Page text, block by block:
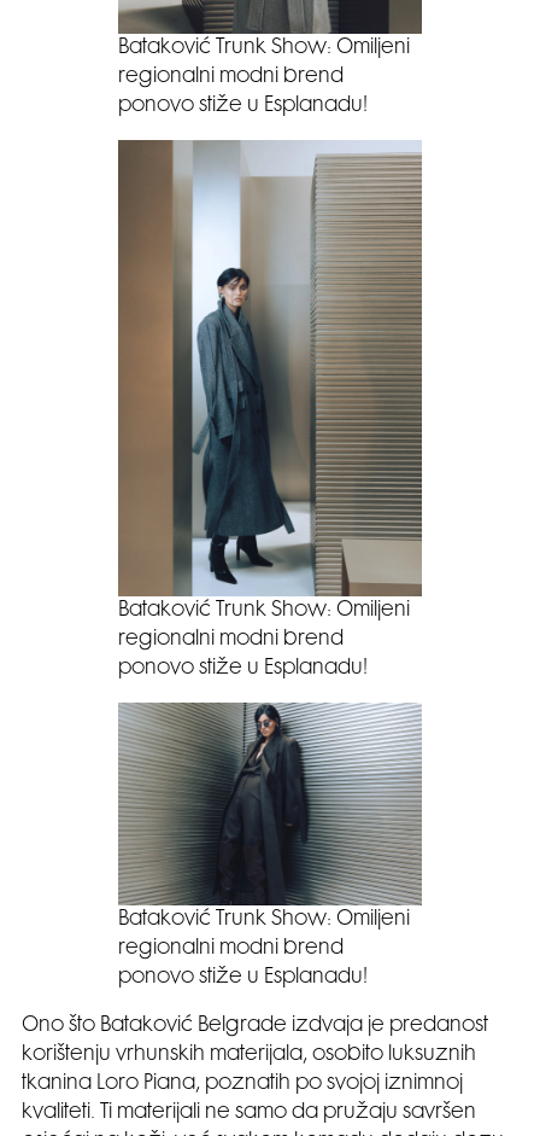
Bataković Trunk Show: Omiljeni
regionalni modni brend
ponovo stiže u Esplanadu!
Bataković Trunk Show: Omiljeni
regionalni modni brend
ponovo stiže u Esplanadu!
Bataković Trunk Show: Omiljeni
regionalni modni brend
ponovo stiže u Esplanadu!
Ono što Bataković Belgrade izdvaja je predanost
korištenju vrhunskih materijala, osobito luksuznih
tkanina Loro Piana, poznatih po svojoj iznimnoj
kvaliteti. Ti materijali ne samo da pružaju savršen